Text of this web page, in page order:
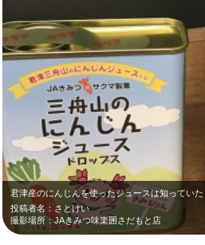
君津産のにんじんを使ったジュースは知ってい
投稿者名：さとけい
撮影場所：JAきみつ味楽囲さだもと店